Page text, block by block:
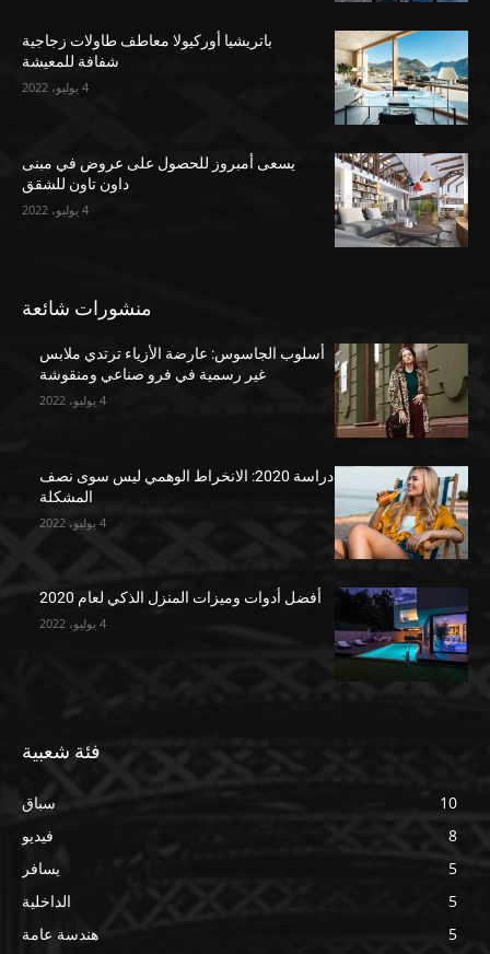
باتريشيا أوركيولا معاطف طاولات زجاجية
شفافة للمعيشة
4 يوليو، 2022
يسعى أمبروز للحصول على عروض في مبنى
داون تاون للشقق
4 يوليو، 2022
منشورات شائعة
أسلوب الجاسوس: عارضة الأزياء ترتدي ملابس
غير رسمية في فرو صناعي ومنقوشة
4 يوليو، 2022
دراسة 2020: الانخراط الوهمي ليس سوى نصف
المشكلة
4 يوليو، 2022
أفضل أدوات وميزات المنزل الذكي لعام 2020
4 يوليو، 2022
فئة شعبية
سباق
10
فيديو
8
يسافر
5
الداخلية
5
هندسة عامة
5